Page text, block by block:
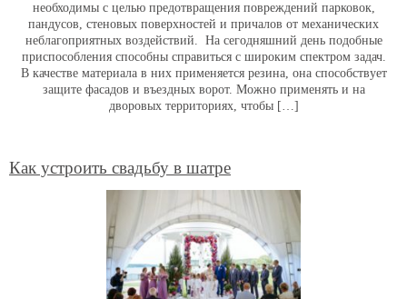
необходимы с целью предотвращения повреждений парковок,
пандусов, стеновых поверхностей и причалов от механических
неблагоприятных воздействий. На сегодняшний день подобные
приспособления способны справиться с широким спектром задач.
В качестве материала в них применяется резина, она способствует
защите фасадов и въездных ворот. Можно применять и на
дворовых территориях, чтобы […]
Как устроить свадьбу в шатре